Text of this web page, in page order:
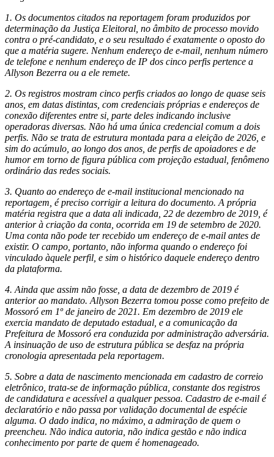
1. Os documentos citados na reportagem foram produzidos por
determinação da Justiça Eleitoral, no âmbito de processo movido
contra o pré-candidato, e o seu resultado é exatamente o oposto do
que a matéria sugere. Nenhum endereço de e-mail, nenhum número
de telefone e nenhum endereço de IP dos cinco perfis pertence a
Allyson Bezerra ou a ele remete.
2. Os registros mostram cinco perfis criados ao longo de quase seis
anos, em datas distintas, com credenciais próprias e endereços de
conexão diferentes entre si, parte deles indicando inclusive
operadoras diversas. Não há uma única credencial comum a dois
perfis. Não se trata de estrutura montada para a eleição de 2026, e
sim do acúmulo, ao longo dos anos, de perfis de apoiadores e de
humor em torno de figura pública com projeção estadual, fenômeno
ordinário das redes sociais.
3. Quanto ao endereço de e-mail institucional mencionado na
reportagem, é preciso corrigir a leitura do documento. A própria
matéria registra que a data ali indicada, 22 de dezembro de 2019, é
anterior à criação da conta, ocorrida em 19 de setembro de 2020.
Uma conta não pode ter recebido um endereço de e-mail antes de
existir. O campo, portanto, não informa quando o endereço foi
vinculado àquele perfil, e sim o histórico daquele endereço dentro
da plataforma.
4. Ainda que assim não fosse, a data de dezembro de 2019 é
anterior ao mandato. Allyson Bezerra tomou posse como prefeito de
Mossoró em 1º de janeiro de 2021. Em dezembro de 2019 ele
exercia mandato de deputado estadual, e a comunicação da
Prefeitura de Mossoró era conduzida por administração adversária.
A insinuação de uso de estrutura pública se desfaz na própria
cronologia apresentada pela reportagem.
5. Sobre a data de nascimento mencionada em cadastro de correio
eletrônico, trata-se de informação pública, constante dos registros
de candidatura e acessível a qualquer pessoa. Cadastro de e-mail é
declaratório e não passa por validação documental de espécie
alguma. O dado indica, no máximo, a admiração de quem o
preencheu. Não indica autoria, não indica gestão e não indica
conhecimento por parte de quem é homenageado.